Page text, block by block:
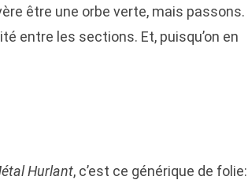
être une orbe verte, mais passons.
entre les sections. Et, puisqu’on en
Hurlant, c’est ce générique de folie: